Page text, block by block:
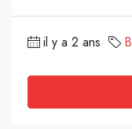
il y a 2 ans